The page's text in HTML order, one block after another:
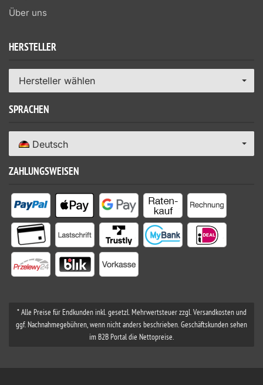
Über uns
HERSTELLER
Hersteller wählen
SPRACHEN
Deutsch
ZAHLUNGSWEISEN
* Alle Preise für Endkunden inkl. gesetzl. Mehrwertsteuer zzgl. Versandkosten und
ggf. Nachnahmegebühren, wenn nicht anders beschrieben. Geschäftskunden sehen
im B2B Portal die Nettopreise.